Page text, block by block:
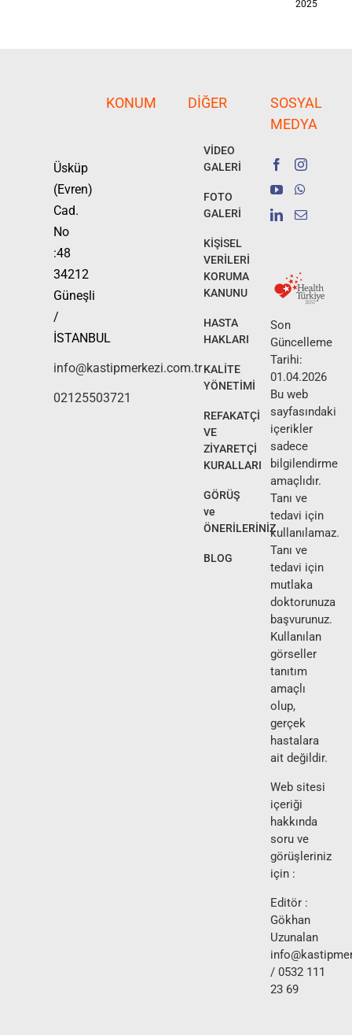
2025
Üsküp
(Evren)
Cad.
No
:48
34212
Güneşli
/
İSTANBUL
info@kastipmerkezi.com.tr
02125503721
KONUM DIĞER
VİDEO
GALERİ
FOTO
GALERİ
KİŞİSEL
VERİLERİ
KORUMA
KANUNU
HASTA
HAKLARI
KALİTE
YÖNETİMİ
REFAKATÇİ
VE
ZİYARETÇİ
KURALLARI
GÖRÜŞ
ve
ÖNERİLERİNİZ
BLOG
SOSYAL
MEDYA
Son
Güncelleme
Tarihi:
01.04.2026
Bu web
sayfasındaki
içerikler
sadece
bilgilendirme
amaçlıdır.
Tanı ve
tedavi için
kullanılamaz.
Tanı ve
tedavi için
mutlaka
doktorunuza
başvurunuz.
Kullanılan
görseller
tanıtım
amaçlı
olup,
gerçek
hastalara
ait değildir.
Web sitesi
içeriği
hakkında
soru ve
görüşleriniz
için :
Editör :
Gökhan
Uzunalan
/ 0532 111
23 69